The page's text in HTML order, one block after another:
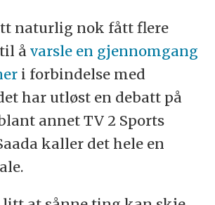
naturlig nok fått flere
å varsle en gjennomgang
i forbindelse med
har utløst en debatt på
annet TV 2 Sports
kaller det hele en